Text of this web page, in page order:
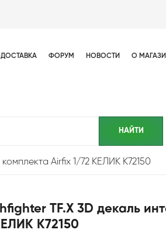
ФОРУМ НОВОСТИ О
Airfix 1/72 КЕЛИК K72150
TF.X 3D декаль
K72150